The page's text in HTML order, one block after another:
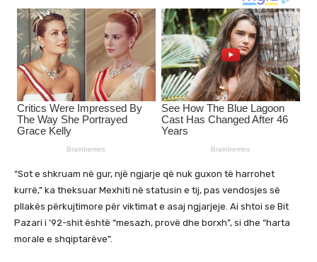
“Sot e shkruam në gur, një ngjarje që nuk guxon të harrohet
kurrë,” ka theksuar Mexhiti në statusin e tij, pas vendosjes së
pllakës përkujtimore për viktimat e asaj ngjarjeje. Ai shtoi se Bit
Pazari i ’92-shit është “mesazh, provë dhe borxh”, si dhe “harta
morale e shqiptarëve”.